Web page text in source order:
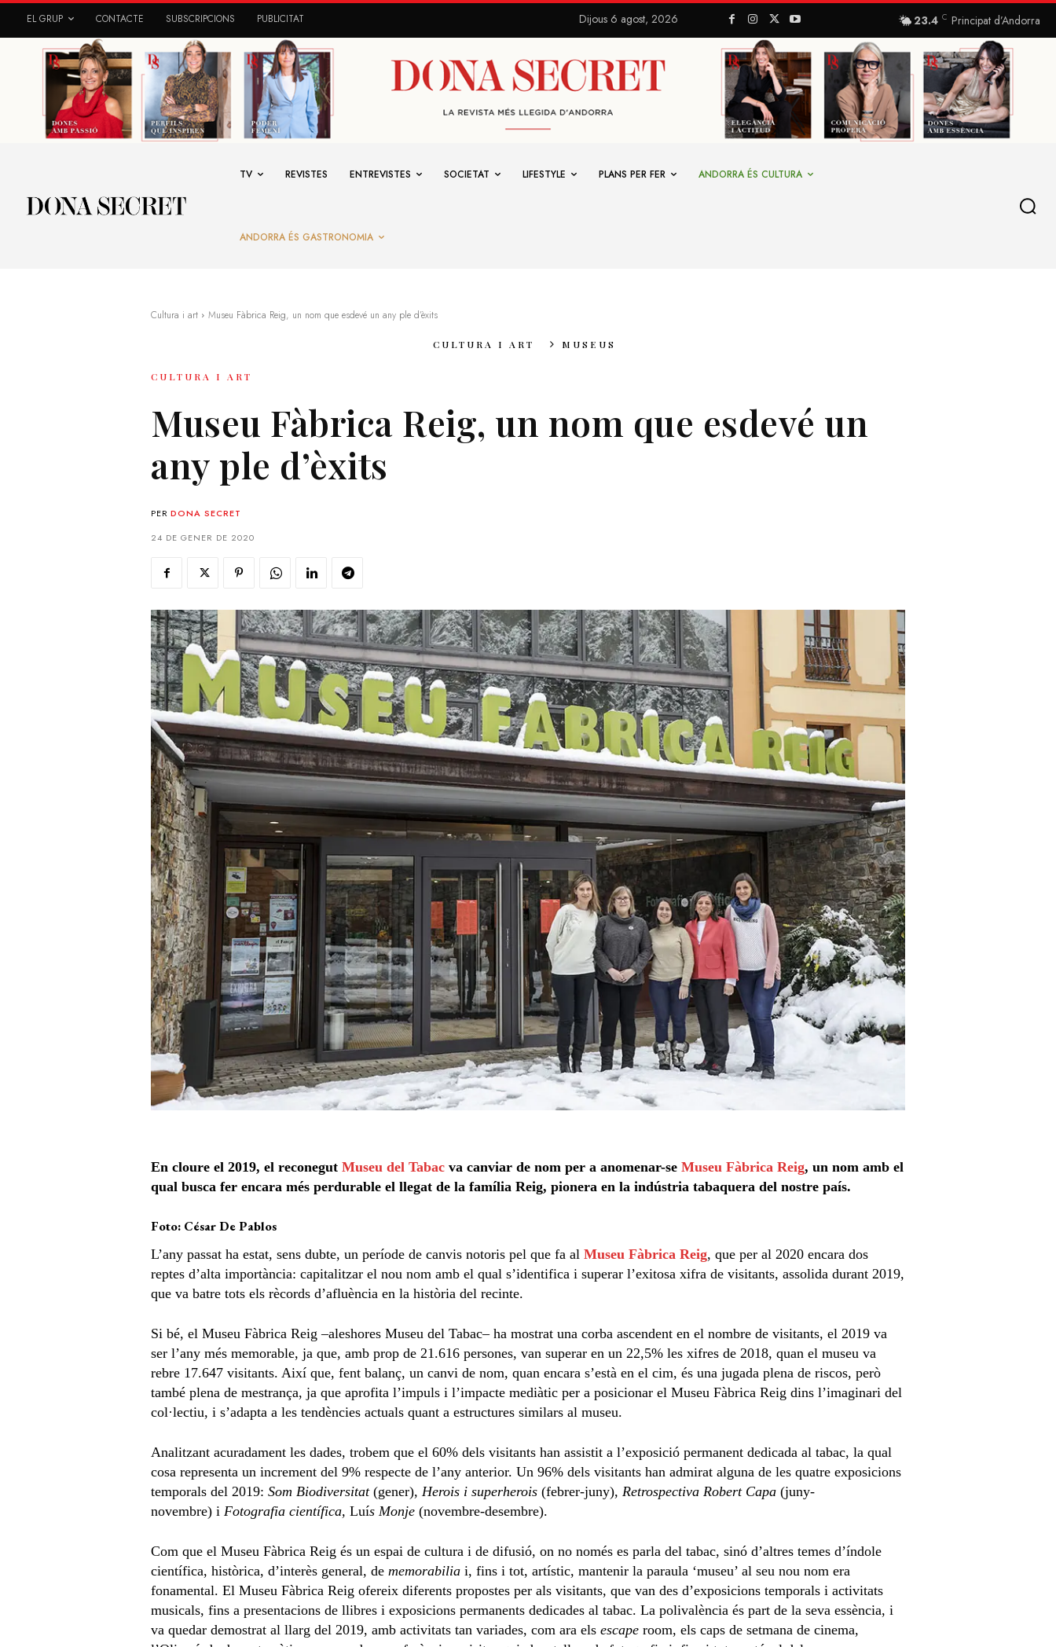
EL GRUP CONTACTE SUBSCRIPCIONS PUBLICITAT Dijous 6 agost, 2026 23.4 C Principat d’Andorra
TV REVISTES ENTREVISTES SOCIETAT LIFESTYLE PLANS PER FER ANDORRA ÉS CULTURA
ANDORRA ÉS GASTRONOMIA
Cultura i art Museu Fàbrica Reig, un nom que esdevé un any ple d’èxits
CULTURA I ART MUSEUS
CULTURA I ART
Museu Fàbrica Reig, un nom que esdevé un
any ple d’èxits
PER DONA SECRET
24 DE GENER DE 2020
En cloure el 2019, el reconegut Museu del Tabac va canviar de nom per a anomenar-se Museu Fàbrica Reig, un nom amb el
qual busca fer encara més perdurable el llegat de la família Reig, pionera en la indústria tabaquera del nostre país.
Foto: César De Pablos
L’any passat ha estat, sens dubte, un període de canvis notoris pel que fa al Museu Fàbrica Reig, que per al 2020 encara dos
reptes d’alta importància: capitalitzar el nou nom amb el qual s’identifica i superar l’exitosa xifra de visitants, assolida durant 2019,
que va batre tots els rècords d’afluència en la història del recinte.
Si bé, el Museu Fàbrica Reig –aleshores Museu del Tabac– ha mostrat una corba ascendent en el nombre de visitants, el 2019 va
ser l’any més memorable, ja que, amb prop de 21.616 persones, van superar en un 22,5% les xifres de 2018, quan el museu va
rebre 17.647 visitants. Així que, fent balanç, un canvi de nom, quan encara s’està en el cim, és una jugada plena de riscos, però
també plena de mestrança, ja que aprofita l’impuls i l’impacte mediàtic per a posicionar el Museu Fàbrica Reig dins l’imaginari del
col·lectiu, i s’adapta a les tendències actuals quant a estructures similars al museu.
Analitzant acuradament les dades, trobem que el 60% dels visitants han assistit a l’exposició permanent dedicada al tabac, la qual
cosa representa un increment del 9% respecte de l’any anterior. Un 96% dels visitants han admirat alguna de les quatre exposicions
temporals del 2019: Som Biodiversitat(gener), Herois i superherois (febrer-juny), Retrospectiva Robert Capa (juny-
novembre) i Fotografia científica, Luís Monje (novembre-desembre).
Com que el Museu Fàbrica Reig és un espai de cultura i de difusió, on no només es parla del tabac, sinó d’altres temes d’índole
científica, històrica, d’interès general, de memorabilia i, fins i tot, artístic, mantenir la paraula ‘museu’ al seu nou nom era
fonamental. El Museu Fàbrica Reig ofereix diferents propostes per als visitants, que van des d’exposicions temporals i activitats
musicals, fins a presentacions de llibres i exposicions permanents dedicades al tabac. La polivalència és part de la seva essència, i
va quedar demostrat al llarg del 2019, amb activitats tan variades, com ara els escape room, els caps de setmana de cinema,